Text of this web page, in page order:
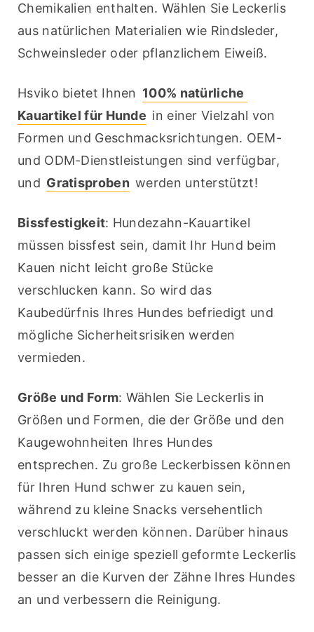
Chemikalien enthalten. Wählen Sie Leckerlis
aus natürlichen Materialien wie Rindsleder,
Schweinsleder oder pflanzlichem Eiweiß.
Hsviko bietet Ihnen 100% natürliche
Kauartikel für Hunde in einer Vielzahl von
Formen und Geschmacksrichtungen. OEM-
und ODM-Dienstleistungen sind verfügbar,
und Gratisproben werden unterstützt!
Bissfestigkeit: Hundezahn-Kauartikel
müssen bissfest sein, damit Ihr Hund beim
Kauen nicht leicht große Stücke
verschlucken kann. So wird das
Kaubedürfnis Ihres Hundes befriedigt und
mögliche Sicherheitsrisiken werden
vermieden.
Größe und Form: Wählen Sie Leckerlis in
Größen und Formen, die der Größe und den
Kaugewohnheiten Ihres Hundes
entsprechen. Zu große Leckerbissen können
für Ihren Hund schwer zu kauen sein,
während zu kleine Snacks versehentlich
verschluckt werden können. Darüber hinaus
passen sich einige speziell geformte Leckerlis
besser an die Kurven der Zähne Ihres Hundes
an und verbessern die Reinigung.